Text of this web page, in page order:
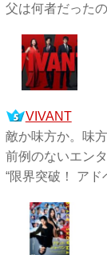
父は何者だった
VIVANT
敵か味方か。味方
前例のないエン
“限界突破！ アド